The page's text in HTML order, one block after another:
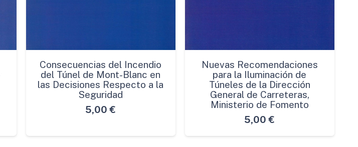
Consecuencias del Incendio
del Túnel de Mont-Blanc en
las Decisiones Respecto a la
Seguridad
5,00 €
Nuevas Recomendaciones
para la Iluminación de
Túneles de la Dirección
General de Carreteras,
Ministerio de Fomento
5,00 €